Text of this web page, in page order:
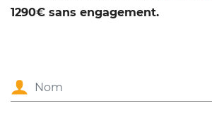
1290€ sans engagement.
Nom